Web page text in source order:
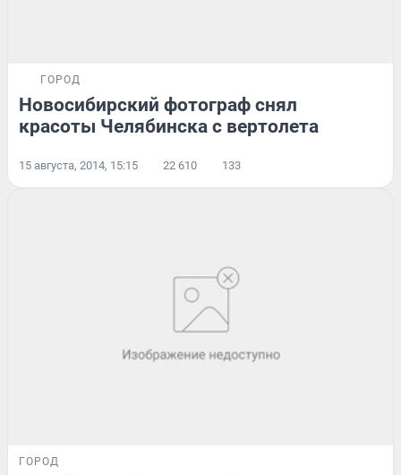
ГОРОД
Новосибирский фотограф снял
красоты Челябинска с вертолета
15 августа, 2014, 15:15 22 610 133
ГОРОД